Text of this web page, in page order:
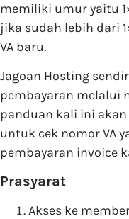
memiliki umur yaitu
jika sudah lebih dari
VA baru.
Jagoan Hosting
pembayaran melalui
panduan kali ini
untuk cek nomor VA
pembayaran invoice
Prasyarat
Akses ke